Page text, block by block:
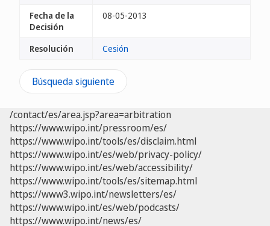
Fecha de la
Decisión
08-05-2013
Resolución Cesión
Búsqueda siguiente
/contact/es/area.jsp?area=arbitration
https://www.wipo.int/pressroom/es/
https://www.wipo.int/tools/es/disclaim.html
https://www.wipo.int/es/web/privacy-policy/
https://www.wipo.int/es/web/accessibility/
https://www.wipo.int/tools/es/sitemap.html
https://www3.wipo.int/newsletters/es/
https://www.wipo.int/es/web/podcasts/
https://www.wipo.int/news/es/